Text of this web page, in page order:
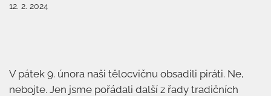
12. 2. 2024
V pátek 9. února naši tělocvičnu obsadili piráti. Ne,
nebojte. Jen jsme pořádali další z řady tradičních